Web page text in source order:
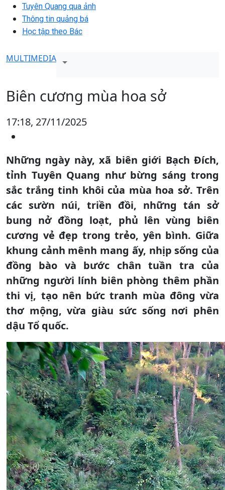
Tuyên Quang qua ảnh
Thông tin quảng bá
Học tập theo Bác
MULTIMEDIA
Biên cương mùa hoa sở
17:18, 27/11/2025
Những ngày này, xã biên giới Bạch Đích,
tỉnh Tuyên Quang như bừng sáng trong
sắc trắng tinh khôi của mùa hoa sở. Trên
các sườn núi, triền đồi, những tán sở
bung nở đồng loạt, phủ lên vùng biên
cương vẻ đẹp trong trẻo, yên bình. Giữa
khung cảnh mênh mang ấy, nhịp sống của
đồng bào và bước chân tuần tra của
những người lính biên phòng thêm phần
thi vị, tạo nên bức tranh mùa đông vừa
thơ mộng, vừa giàu sức sống nơi phên
dậu Tổ quốc.